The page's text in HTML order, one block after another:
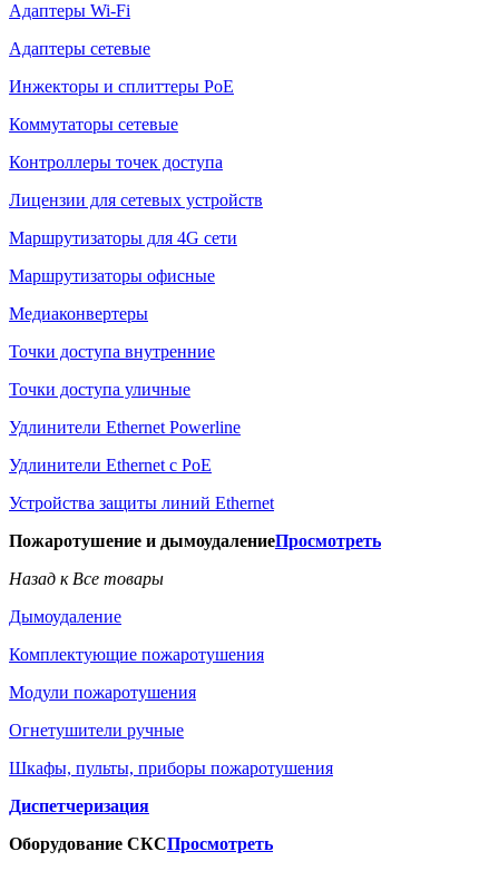
Адаптеры Wi-Fi
Адаптеры сетевые
Инжекторы и сплиттеры РоЕ
Коммутаторы сетевые
Контроллеры точек доступа
Лицензии для сетевых устройств
Маршрутизаторы для 4G сети
Маршрутизаторы офисные
Медиаконвертеры
Точки доступа внутренние
Точки доступа уличные
Удлинители Ethernet Powerline
Удлинители Ethernet с PoE
Устройства защиты линий Ethernet
Пожаротушение и дымоудалениеПросмотреть
Назад к Все товары
Дымоудаление
Комплектующие пожаротушения
Модули пожаротушения
Огнетушители ручные
Шкафы, пульты, приборы пожаротушения
Диспетчеризация
Оборудование СКСПросмотреть